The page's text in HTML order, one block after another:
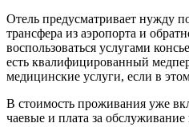
Отель предусматривает нужду
трансфера из аэропорта и
воспользоваться услугами
есть квалифицированный
медицинские услуги, если в
В стоимость проживания уже
чаевые и плата за обслуживание